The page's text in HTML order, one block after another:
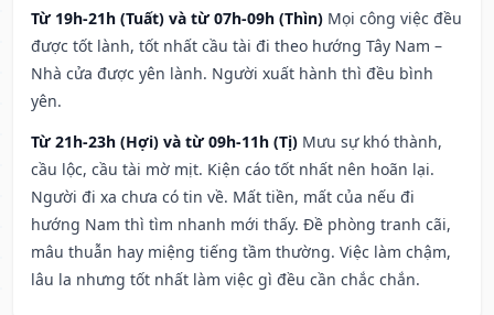
Từ 19h-21h (Tuất) và từ 07h-09h (Thìn) Mọi công việc đều
được tốt lành, tốt nhất cầu tài đi theo hướng Tây Nam –
Nhà cửa được yên lành. Người xuất hành thì đều bình
yên.
Từ 21h-23h (Hợi) và từ 09h-11h (Tị) Mưu sự khó thành,
cầu lộc, cầu tài mờ mịt. Kiện cáo tốt nhất nên hoãn lại.
Người đi xa chưa có tin về. Mất tiền, mất của nếu đi
hướng Nam thì tìm nhanh mới thấy. Đề phòng tranh cãi,
mâu thuẫn hay miệng tiếng tầm thường. Việc làm chậm,
lâu la nhưng tốt nhất làm việc gì đều cần chắc chắn.